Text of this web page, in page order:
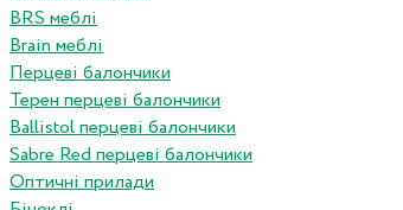
BRS меблі
Brain меблі
Перцеві балончики
Терен перцеві балончики
Ballistol перцеві балончики
Sabre Red перцеві балончики
Оптичні прилади